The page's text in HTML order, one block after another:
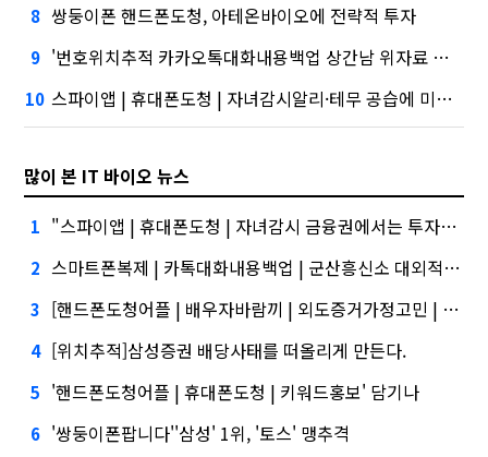
8 쌍둥이폰 핸드폰도청, 아테온바이오에 전략적 투자
9 '번호위치추적 카카오톡대화내용백업 상간남 위자료 아내의외도' 시장 열렸다…LG 먼저 '첫 테이프'
10 스파이앱 | 휴대폰도청 | 자녀감시알리·테무 공습에 미소짓는 네카오
많이 본 IT 바이오 뉴스
1 "스파이앱 | 휴대폰도청 | 자녀감시 금융권에서는 투자자"
2 스마트폰복제 | 카톡대화내용백업 | 군산흥신소 대외적으로 신뢰
3 [핸드폰도청어플 | 배우자바람끼 | 외도증거가정고민 | 아내외도 | 스마트폰위치추적,통화내역조회등정보확인하는방법]삼성증권 사태
4 [위치추적]삼성증권 배당사태를 떠올리게 만든다.
5 '핸드폰도청어플 | 휴대폰도청 | 키워드홍보' 담기나
6 '쌍둥이폰팝니다''삼성' 1위, '토스' 맹추격